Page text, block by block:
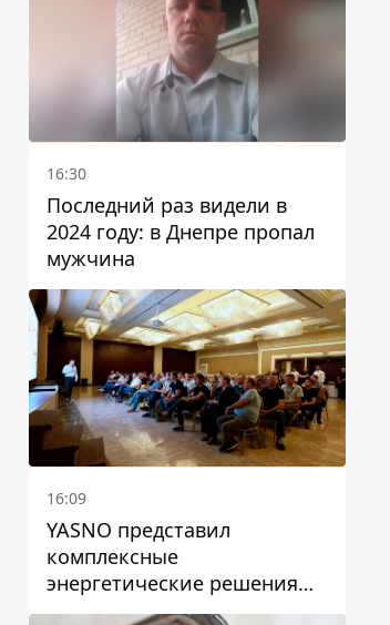
16:30
Последний раз видели в
2024 году: в Днепре пропал
мужчина
16:09
YASNO представил
комплексные
энергетические решения
для бизнеса в Днепре